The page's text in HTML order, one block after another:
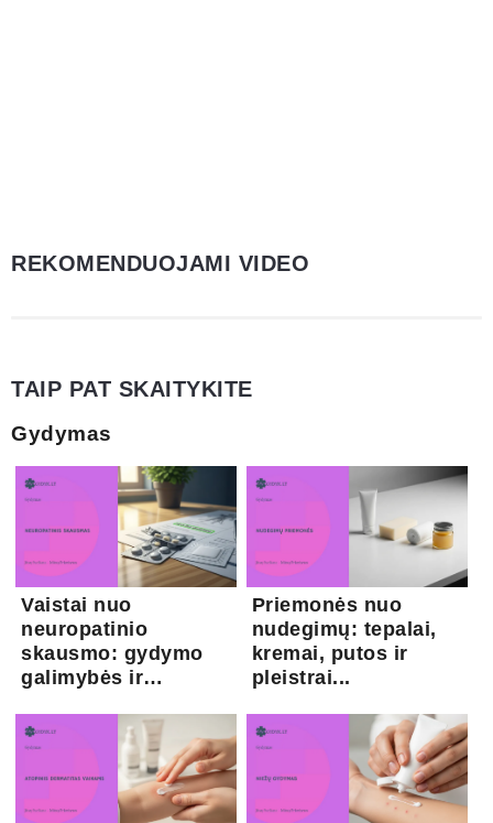
REKOMENDUOJAMI VIDEO
TAIP PAT SKAITYKITE
Gydymas
Vaistai nuo
neuropatinio
skausmo: gydymo
galimybės ir
Priemonės nuo
nudegimų: tepalai,
kremai, putos ir
pleistrai...